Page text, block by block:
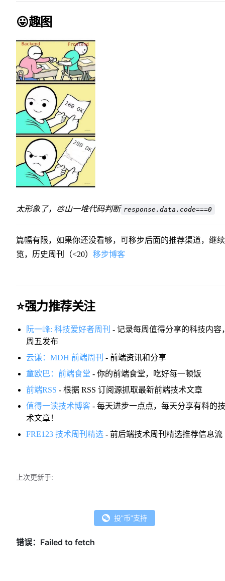
😛趣图
太形象了，💩山一堆代码判断 response.data.code===0
篇幅有限，如果你还没看够，可移步后面的推荐渠道，继
览，历史周刊（<20） 移步博客
⭐️强力推荐关注
阮一峰: 科技爱好者周刊 - 记录每周值得分享的科技内容
周五发布
云谦：MDH 前端周刊 - 前端资讯和分享
童欧巴：前端食堂 - 你的前端食堂，吃好每一顿饭
前端RSS - 根据 RSS 订阅源抓取最新前端技术文章
值得一读技术博客 - 每天进步一点点，每天分享有料的技
术文章！
FRE123 技术周刊精选 - 前后端技术周刊精选推荐信息流
上次更新于:
投"币"支持